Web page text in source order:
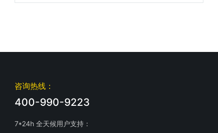
咨询热线：
400-990-9223
7*24h 全天候用户支持：